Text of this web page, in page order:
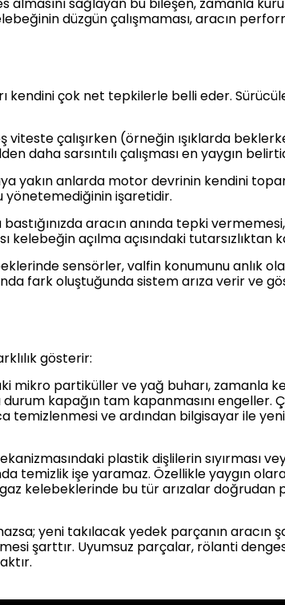
almasını sağlayan bu bileşen, zamanla
düzgün çalışmaması, aracın
kendini çok net tepkilerle belli eder.
viteste çalışırken (örneğin ışıklarda
daha sarsıntılı çalışması en yaygın
yakın anlarda motor devrinin kendini
yönetemediğinin işaretidir.
aracın anında tepki vermemesi,
açılma açısındaki tutarsızlıktan
sensörler, valfin konumunu anlık
fark oluştuğunda sistem arıza verir ve
gösterir:
mikro partiküller ve yağ buharı, zamanla
kapağın tam kapanmasını engeller.
ve ardından bilgisayar ile
plastik dişlilerin sıyırması
temizlik işe yaramaz. Özellikle yaygın
kelebeklerinde bu tür arızalar doğrudan
yeni takılacak yedek parçanın aracın
şarttır. Uyumsuz parçalar, rölanti